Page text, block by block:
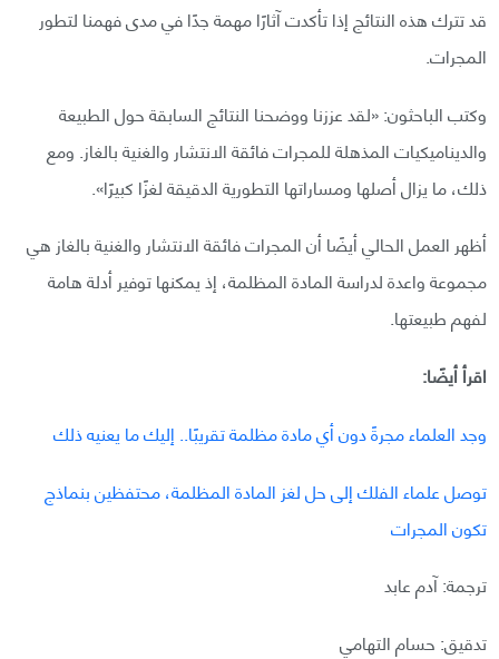
قد تترك هذه النتائج إذا تأكدت آثارًا مهمة جدًا في مدى فهمنا لتطور
المجرات.
وكتب الباحثون: «لقد عززنا ووضحنا النتائج السابقة حول الطبيعة
والديناميكيات المذهلة للمجرات فائقة الانتشار والغنية بالغاز. ومع
ذلك، ما يزال أصلها ومساراتها التطورية الدقيقة لغزًا كبيرًا».
أظهر العمل الحالي أيضًا أن المجرات فائقة الانتشار والغنية بالغاز هي
مجموعة واعدة لدراسة المادة المظلمة، إذ يمكنها توفير أدلة هامة
لفهم طبيعتها.
اقرأ أيضًا:
وجد العلماء مجرةً دون أي مادة مظلمة تقريبًا.. إليك ما يعنيه ذلك
توصل علماء الفلك إلى حل لغز المادة المظلمة، محتفظين بنماذج
تكون المجرات
ترجمة: آدم عابد
تدقيق: حسام التهامي